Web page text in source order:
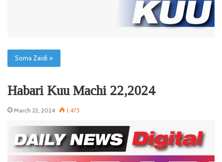
Soma Zaidi »
Habari Kuu Machi 22,2024
March 22, 2024 1,475